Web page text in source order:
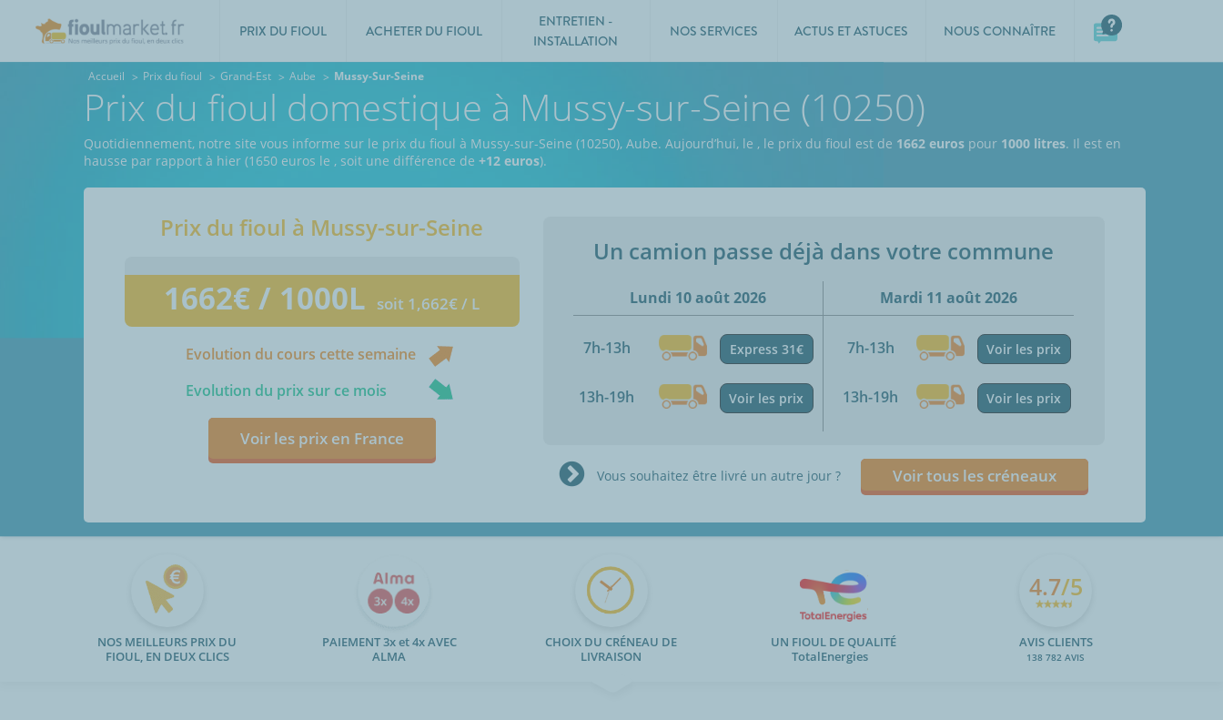
PRIX DU FIOUL ACHETER DU FIOUL
ENTRETIEN -
INSTALLATION
NOS SERVICES ACTUS ET ASTUCES NOUS CONNAÎTRE
Accueil Prix du fioul Grand-Est Aube Mussy-Sur-Seine
Prix du fioul domestique à Mussy-sur-Seine (10250)
Quotidiennement, notre site vous informe sur le prix du fioul à Mussy-sur-Seine (10250), Aube. Aujourd’hui, le , le prix du fioul est de 1662 euros pour 1000 litres. Il est en
hausse par rapport à hier (1650 euros le , soit une différence de +12 euros).
Prix du fioul à Mussy-sur-Seine
1662€ / 1000L soit 1,662€ / L
Evolution du cours cette semaine
Evolution du prix sur ce mois
Voir les prix en France
Un camion passe déjà dans votre commune
Lundi 10 août 2026
7h-13h Express 31€
13h-19h Voir les prix
Mardi 11 août 2026
7h-13h Voir les prix
13h-19h Voir les prix
Vous souhaitez être livré un autre jour ? Voir tous les créneaux
NOS MEILLEURS PRIX DU
FIOUL, EN DEUX CLICS
PAIEMENT 3x et 4x AVEC
ALMA
CHOIX DU CRÉNEAU DE
LIVRAISON
UN FIOUL DE QUALITÉ
TotalEnergies
4.7/5
AVIS CLIENTS
138 782 AVIS